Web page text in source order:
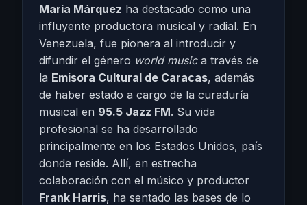
María Márquez ha destacado como una
influyente productora musical y radial. En
Venezuela, fue pionera al introducir y
difundir el género world musica través de
la Emisora Cultural de Caracas, además
de haber estado a cargo de la curaduría
musical en 95.5 Jazz FM. Su vida
profesional se ha desarrollado
principalmente en los Estados Unidos, país
donde reside. Allí, en estrecha
colaboración con el músico y productor
Frank Harris, ha sentado las bases de lo